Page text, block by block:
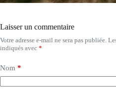
Laisser un commentaire
Votre adresse e-mail ne sera pas publiée.
indiqués avec *
Nom *